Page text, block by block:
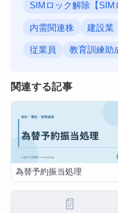
SIMロック解除【SIM
内需関連株 建設業
従業員 教育訓練助
関連する記事
為替予約振当処理
📄